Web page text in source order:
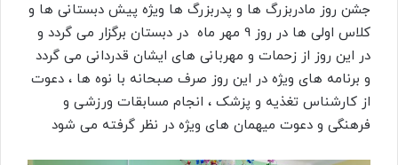
ل
ب
ه
ا
ی
جشن روز مادربزرگ ها و پدربزرگ ها ویژه پیش دبستانی ها و
کلاس اولی ها در روز 9 مهر ماه در دبستان برگزار می گردد و
در این روز از زحمات و مهربانی های ایشان قدردانی می گردد
و برنامه های ویژه در این روز صرف صبحانه با نوه ها ، دعوت
از کارشناس تغذیه و پزشک ، انجام مسابقات ورزشی و
فرهنگی و دعوت میهمان های ویژه در نظر گرفته می شود